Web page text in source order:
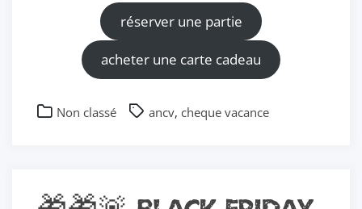
réserver une partie
acheter une carte cadeau
Non classé ancv, cheque vacance